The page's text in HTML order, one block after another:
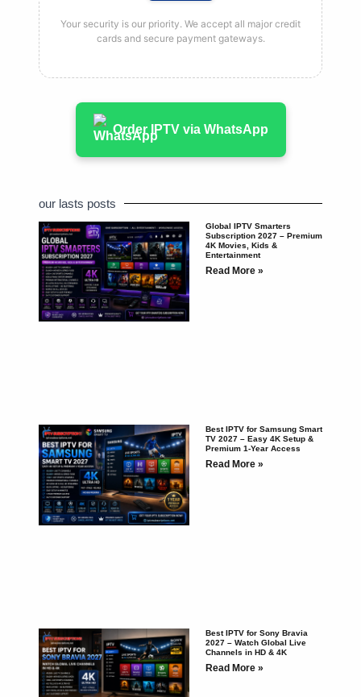
Your security is our priority. We accept all major credit
cards and secure payment gateways.
Order IPTV via WhatsApp
our lasts posts
Global IPTV Smarters
Subscription 2027 – Premium
4K Movies, Kids &
Entertainment
Read More »
Best IPTV for Samsung Smart
TV 2027 – Easy 4K Setup &
Premium 1-Year Access
Read More »
Best IPTV for Sony Bravia
2027 – Watch Global Live
Channels in HD & 4K
Read More »